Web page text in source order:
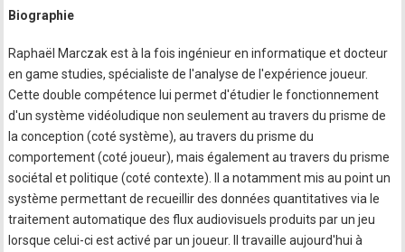
Biographie
Raphaël Marczak est à la fois ingénieur en informatique et docteur
en game studies, spécialiste de l'analyse de l'expérience joueur.
Cette double compétence lui permet d'étudier le fonctionnement
d'un système vidéoludique non seulement au travers du prisme de
la conception (coté système), au travers du prisme du
comportement (coté joueur), mais également au travers du prisme
sociétal et politique (coté contexte). Il a notamment mis au point un
système permettant de recueillir des données quantitatives via le
traitement automatique des flux audiovisuels produits par un jeu
lorsque celui-ci est activé par un joueur. Il travaille aujourd'hui à